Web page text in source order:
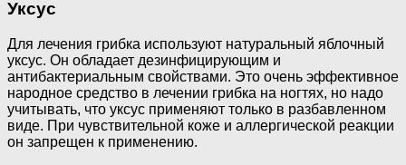
Уксус
Для лечения грибка используют натуральный яблочный
уксус. Он обладает дезинфицирующим и
антибактериальным свойствами. Это очень эффективное
народное средство в лечении грибка на ногтях, но надо
учитывать, что уксус применяют только в разбавленном
виде. При чувствительной коже и аллергической реакции
он запрещен к применению.